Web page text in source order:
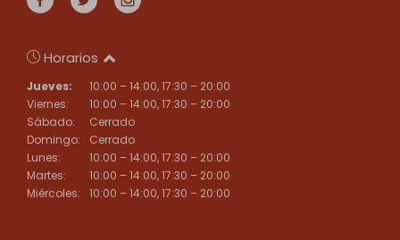
Horarios
Jueves:
10:00 – 14:00, 17:30 – 20:00
Viernes:
10:00 – 14:00, 17:30 – 20:00
Sábado:
Cerrado
Domingo:
Cerrado
Lunes:
10:00 – 14:00, 17:30 – 20:00
Martes:
10:00 – 14:00, 17:30 – 20:00
Miércoles:
10:00 – 14:00, 17:30 – 20:00